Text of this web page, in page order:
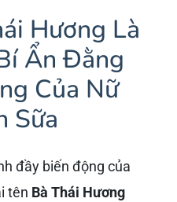
Hương Là
Ẩn Đằng
Của Nữ
Sữa
đầy biến động của
tên Bà Thái Hương